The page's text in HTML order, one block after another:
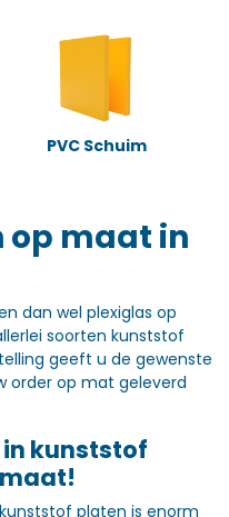
PVC Schuim
op maat in
dan wel plexiglas op
soorten kunststof
geeft u de gewenste
order op mat geleverd
kunststof
platen is enorm